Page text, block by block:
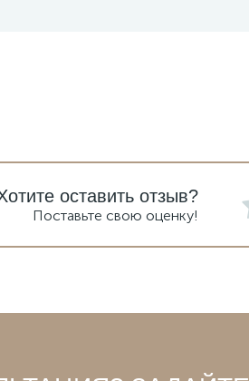
оставить отзыв?
Поставьте свою оценку!